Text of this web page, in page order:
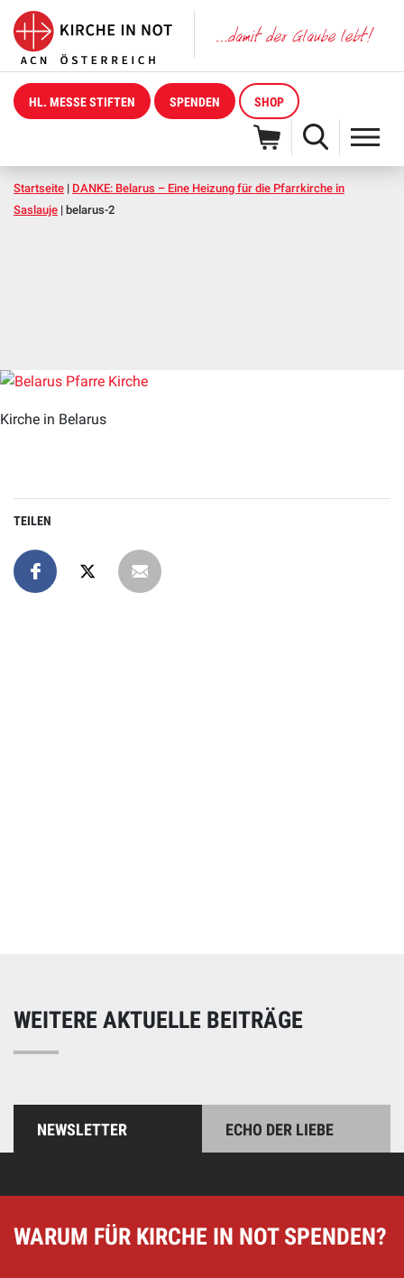
HL. MESSE STIFTEN SPENDEN SHOP
Startseite | DANKE: Belarus – Eine Heizung für die Pfarrkirche in
Saslauje | belarus-2
Kirche in Belarus
TEILEN
WEITERE AKTUELLE BEITRÄGE
NEWSLETTER ECHO DER LIEBE
WARUM FÜR KIRCHE IN NOT SPENDEN?